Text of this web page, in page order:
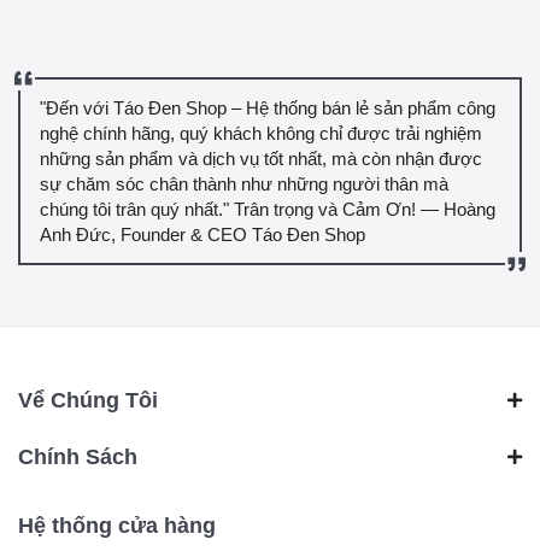
"Đến với Táo Đen Shop – Hệ thống bán lẻ sản phẩm công
nghệ chính hãng, quý khách không chỉ được trải nghiệm
những sản phẩm và dịch vụ tốt nhất, mà còn nhận được
sự chăm sóc chân thành như những người thân mà
chúng tôi trân quý nhất." Trân trọng và Cảm Ơn! — Hoàng
Anh Đức, Founder & CEO Táo Đen Shop
Vể Chúng Tôi
Chính Sách
Hệ thống cửa hàng